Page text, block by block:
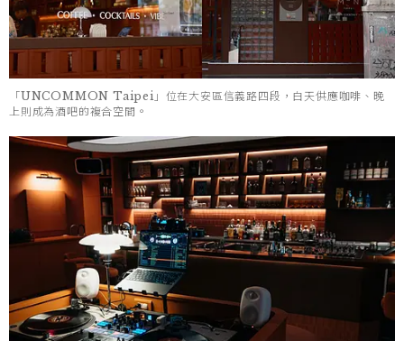
「UNCOMMON Taipei」位在大安區信義路四段，白天供應咖啡、晚
上則成為酒吧的複合空間。